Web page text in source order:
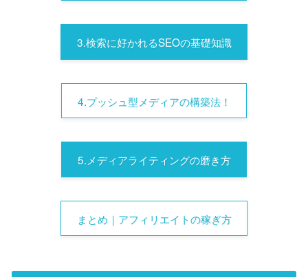
3.検索に好かれるSEOの基礎知識
4.プッシュ型メディアの構築法！
5.メディアライティングの磨き方
まとめ｜アフィリエイトの稼ぎ方